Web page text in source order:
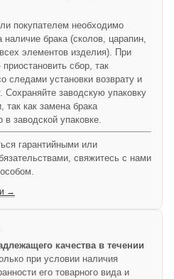
покупателем необходимо
наличие брака (сколов, царапин,
элементов изделия). При
сбор, так
следами установки возврату и
заводскую упаковку
так как замена брака
в заводской упаковке.
гарантийными или
свяжитесь с нами
→
качества в течении
при условии наличия
его товарного вида и